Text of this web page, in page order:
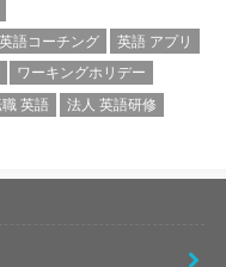
英語コーチング
英語 アプリ
ワーキングホリデー
英語 法人 英語研修